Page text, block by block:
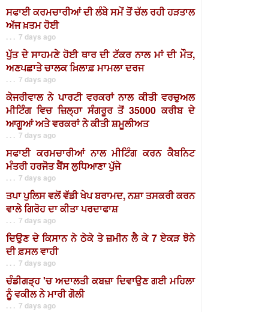
ਸਫਾਈ ਕਰਮਚਾਰੀਆਂ ਦੀ ਲੰਬੇ ਸਮੇਂ ਤੋਂ ਚੱਲ ਰਹੀ ਹੜਤਾਲ
ਅੱਜ ਖ਼ਤਮ ਹੋਈ
. . . 7 days ago
ਪੁੱਤ ਦੇ ਸਾਹਮਣੇ ਹੋਈ ਥਾਰ ਦੀ ਟੱਕਰ ਨਾਲ ਮਾਂ ਦੀ ਮੌਤ,
ਅਣਪਛਾਤੇ ਚਾਲਕ ਖ਼ਿਲਾਫ਼ ਮਾਮਲਾ ਦਰਜ
. . . 7 days ago
ਕੇਜਰੀਵਾਲ ਨੇ ਪਾਰਟੀ ਵਰਕਰਾਂ ਨਾਲ ਕੀਤੀ ਵਰਚੁਅਲ
ਮੀਟਿੰਗ ਵਿਚ ਜ਼ਿਲ੍ਹਾ ਸੰਗਰੂਰ ਤੋਂ 35000 ਕਰੀਬ ਦੇ
ਆਗੂਆਂ ਅਤੇ ਵਰਕਰਾਂ ਨੇ ਕੀਤੀ ਸ਼ਮੂਲੀਅਤ
. . . 7 days ago
ਸਫਾਈ ਕਰਮਚਾਰੀਆਂ ਨਾਲ ਮੀਟਿੰਗ ਕਰਨ ਕੈਬਨਿਟ
ਮੰਤਰੀ ਹਰਜੋਤ ਬੈਂਸ ਲੁਧਿਆਣਾ ਪੁੱਜੇ
. . . 7 days ago
ਤਪਾ ਪੁਲਿਸ ਵਲੋਂ ਵੱਡੀ ਖੇਪ ਬਰਾਮਦ, ਨਸ਼ਾ ਤਸਕਰੀ ਕਰਨ
ਵਾਲੇ ਗਿਰੋਹ ਦਾ ਕੀਤਾ ਪਰਦਾਫਾਸ਼
. . . 7 days ago
ਦਿਉਣ ਦੇ ਕਿਸਾਨ ਨੇ ਠੇਕੇ ਤੇ ਜ਼ਮੀਨ ਲੈ ਕੇ 7 ਏਕੜ ਝੋਨੇ
ਦੀ ਫ਼ਸਲ ਵਾਹੀ
. . . 7 days ago
ਚੰਡੀਗੜ੍ਹ 'ਚ ਅਦਾਲਤੀ ਕਬਜ਼ਾ ਦਿਵਾਉਣ ਗਈ ਮਹਿਲਾ
ਨੂੰ ਵਕੀਲ ਨੇ ਮਾਰੀ ਗੋਲੀ
. . . 7 days ago